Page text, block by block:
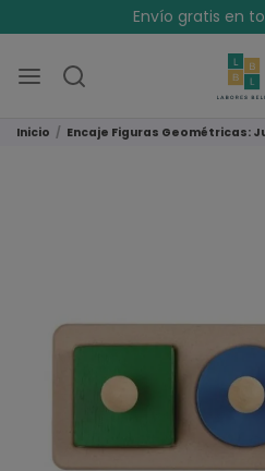
Envío gratis en
Inicio Encaje Figuras Geométricas: